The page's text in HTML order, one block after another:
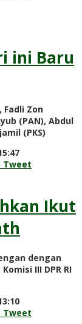
ini Baru
Fadli Zon
(PAN), Abdul
(PKS)
Tweet
Ikut
dengan
III DPR RI
Tweet